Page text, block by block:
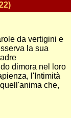
da vertigini e
la sua
dimora nel loro
l'Intimità
che,